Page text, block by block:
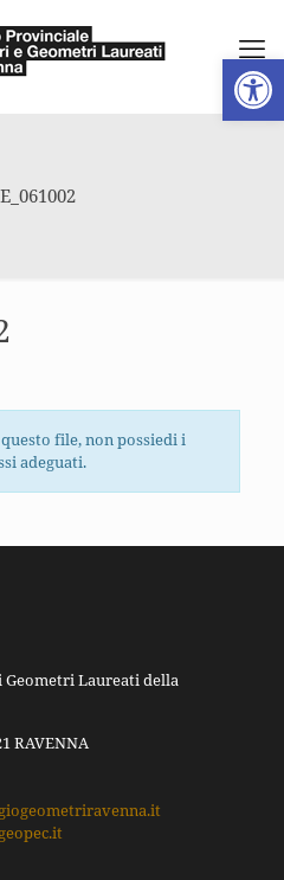
Apri
file, non possiedi i
adeguati.
Geometri Laureati della
RAVENNA